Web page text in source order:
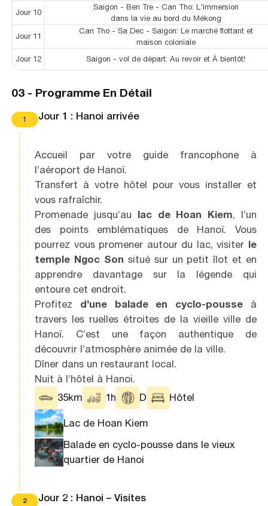
Jour 10
Saigon - Ben Tre - Can Tho: L'immersion
dans la vie au bord du Mékong
Jour 11
Can Tho - Sa Dec - Saigon: Le marché flottant et
maison coloniale
Jour 12
Saigon - vol de départ: Au revoir et À bientôt!
03 - Programme En Détail
1 Jour 1 : Hanoi arrivée
Accueil par votre guide francophone à
l’aéroport de Hanoï.
Transfert à votre hôtel pour vous installer et
vous rafraîchir.
Promenade jusqu’au lac de Hoan Kiem, l’un
des points emblématiques de Hanoï. Vous
pourrez vous promener autour du lac, visiter le
temple Ngoc Son situé sur un petit îlot et en
apprendre davantage sur la légende qui
entoure cet endroit.
Profitez d’une balade en cyclo-pousse à
travers les ruelles étroites de la vieille ville de
Hanoï. C’est une façon authentique de
découvrir l’atmosphère animée de la ville.
Dîner dans un restaurant local.
Nuit à l’hôtel à Hanoi.
35km
1h D Hôtel
Lac de Hoan Kiem
Balade en cyclo-pousse dans le vieux
quartier de Hanoi
2 Jour 2 : Hanoi – Visites